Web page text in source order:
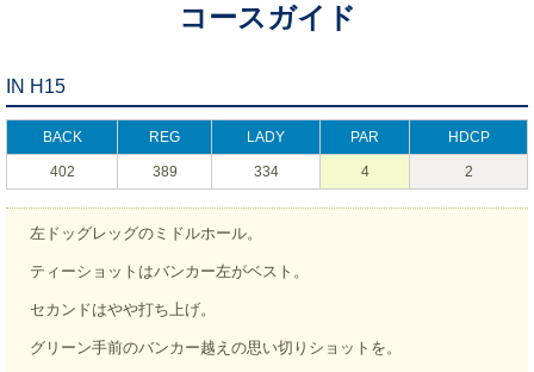
コースガイド
IN H15
BACK REG LADY PAR HDCP
402 389 334 4 2
左ドッグレッグのミドルホール。
ティーショットはバンカー左がベスト。
セカンドはやや打ち上げ。
グリーン手前のバンカー越えの思い切りショットを。